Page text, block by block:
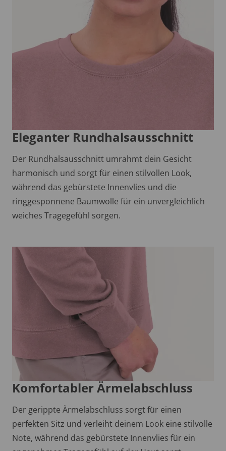
Eleganter Rundhalsausschnitt
Der Rundhalsausschnitt umrahmt dein Gesicht
harmonisch und sorgt für einen stilvollen Look,
während das gebürstete Innenvlies und die
ringgesponnene Baumwolle für ein unvergleichlich
weiches Tragegefühl sorgen.
Komfortabler Ärmelabschluss
Der gerippte Ärmelabschluss sorgt für einen
perfekten Sitz und verleiht deinem Look eine stilvolle
Note, während das gebürstete Innenvlies für ein